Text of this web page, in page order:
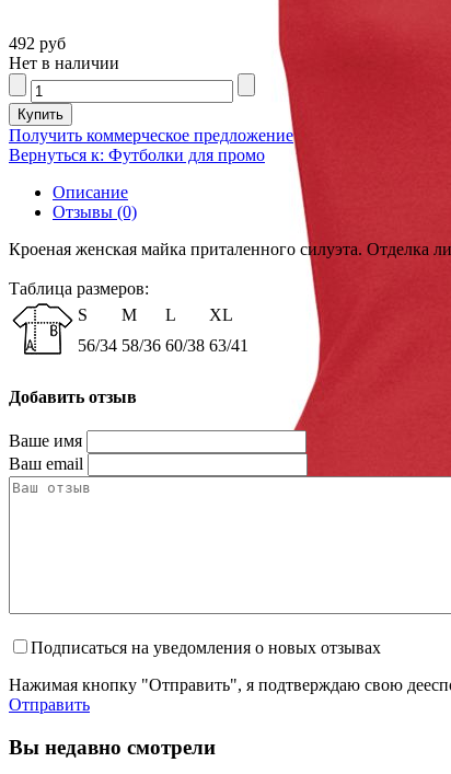
492 руб
Нет в наличии
Получить коммерческое предложение
Вернуться к: Футболки для промо
Описание
Отзывы (0)
Кроеная женская майка приталенного силуэта. Отделка
Таблица размеров:
S
M L
XL
56/34 58/36 60/38 63/41
Добавить отзыв
Ваше имя
Ваш email
Подписаться на уведомления о новых отзывах
Нажимая кнопку "Отправить", я подтверждаю свою
Отправить
Вы недавно смотрели